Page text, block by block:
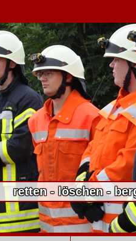
retten - löschen -